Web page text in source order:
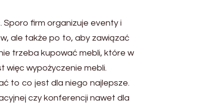
Sporo firm organizuje eventy i
ale także po to, aby zawiązać
trzeba kupować mebli, które w
więc wypożyczenie mebli.
to co jest dla niego najlepsze.
czy konferencji nawet dla